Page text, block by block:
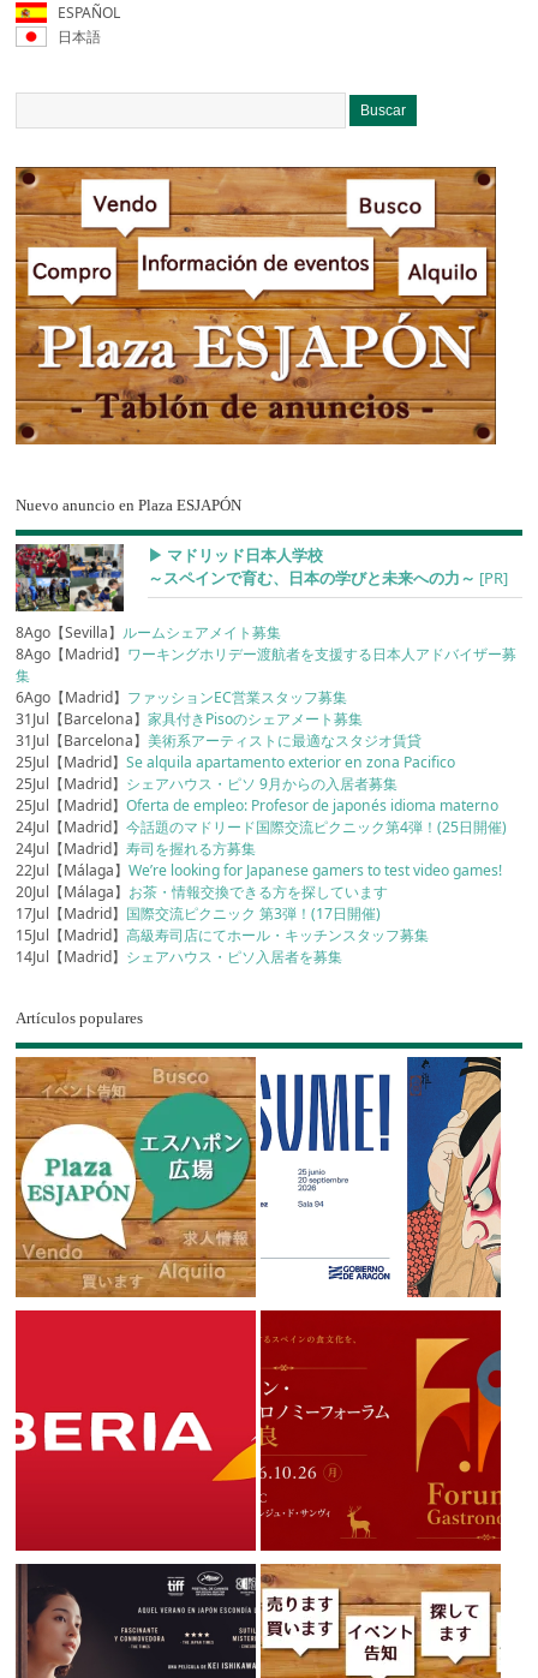
ESPAÑOL
日本語
Nuevo anuncio en Plaza ESJAPÓN
▶︎ マドリッド日本人学校
～スペインで育む、日本の学びと未来への力～ [PR]
8Ago【Sevilla】 ルームシェアメイト募集
8Ago【Madrid】 ワーキングホリデー渡航者を支援する日本人アドバイザー募
集
6Ago【Madrid】 ファッションEC営業スタッフ募集
31Jul【Barcelona】家具付きPisoのシェアメート募集
31Jul【Barcelona】美術系アーティストに最適なスタジオ賃貸
25Jul【Madrid】Se alquila apartamento exterior en zona Pacifico
25Jul【Madrid】 シェアハウス・ピソ 9月からの入居者募集
25Jul【Madrid】Oferta de empleo: Profesor de japonés idioma materno
24Jul【Madrid】今話題のマドリード国際交流ピクニック第4弾！(25日開催)
24Jul【Madrid】寿司を握れる方募集
22Jul【Málaga】We’re looking for Japanese gamers to test video games!
20Jul【Málaga】 お茶・情報交換できる方を探しています
17Jul【Madrid】 国際交流ピクニック 第3弾！(17日開催)
15Jul【Madrid】高級寿司店にてホール・キッチンスタッフ募集
14Jul【Madrid】 シェアハウス・ピソ入居者を募集
Artículos populares